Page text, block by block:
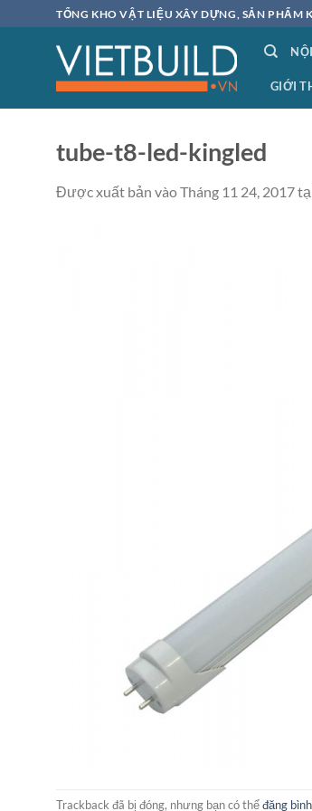
qua
TỔNG KHO VẬT LIỆU XÂY DỰNG, SẢN PHẨM
GIỚI
tube-t8-led-kingled
Được xuất bản vàoTháng 11 24, 2017
Trackback đã bị đóng, nhưng bạn có thểđăng